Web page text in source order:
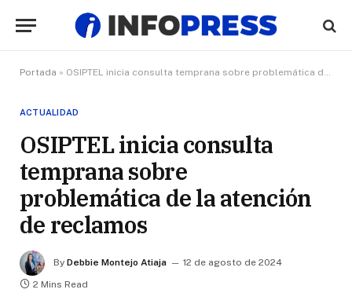
Portada » OSIPTEL inicia consulta temprana sobre problemática de la atención de reclamos
ACTUALIDAD
OSIPTEL inicia consulta
temprana sobre
problemática de la atención
de reclamos
By Debbie Montejo Atiaja
12 de agosto de 2024
2 Mins Read